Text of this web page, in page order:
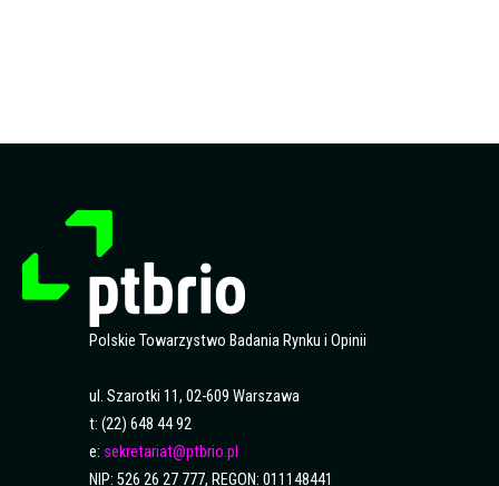
Polskie Towarzystwo Badania Rynku i Opinii
ul. Szarotki 11, 02-609 Warszawa
t: (22) 648 44 92
e: sekretariat@ptbrio.pl
NIP: 526 26 27 777, REGON: 011148441